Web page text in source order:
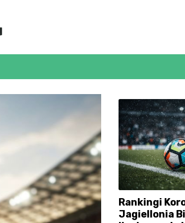
Rankingi
Jagiellonia